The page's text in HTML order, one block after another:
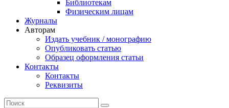
Библиотекам
Физическим лицам
Журналы
Авторам
Издать учебник / монографию
Опубликовать статью
Образец оформления статьи
Контакты
Контакты
Реквизиты